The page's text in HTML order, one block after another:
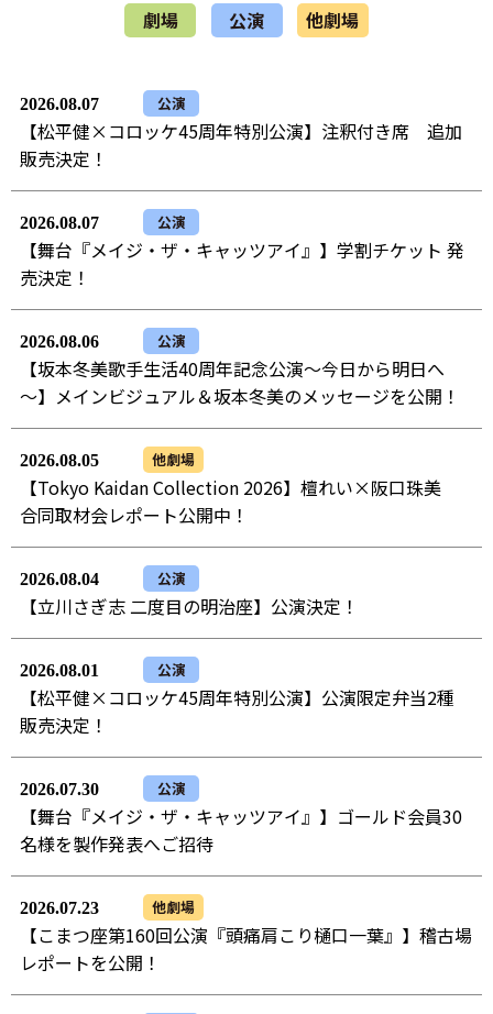
劇場 公演 他劇場
2026.08.07 公演
【松平健×コロッケ45周年特別公演】注釈付き席 追加
販売決定！
2026.08.07 公演
【舞台『メイジ・ザ・キャッツアイ』】学割チケット 発
売決定！
2026.08.06 公演
【坂本冬美歌手生活40周年記念公演～今日から明日へ
～】メインビジュアル＆坂本冬美のメッセージを公開！
2026.08.05 他劇場
【Tokyo Kaidan Collection 2026】檀れい×阪口珠美
合同取材会レポート公開中！
2026.08.04 公演
【立川さぎ志 二度目の明治座】公演決定！
2026.08.01 公演
【松平健×コロッケ45周年特別公演】公演限定弁当2種
販売決定！
2026.07.30 公演
【舞台『メイジ・ザ・キャッツアイ』】ゴールド会員30
名様を製作発表へご招待
2026.07.23 他劇場
【こまつ座第160回公演『頭痛肩こり樋口一葉』】稽古場
レポートを公開！